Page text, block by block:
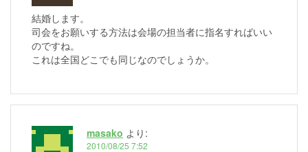
結婚します。
司会をお願いする方法は会場の担当者に指名すればいい
のですね。
これは全国どこでも同じなのでしょうか。
masako より:
2010/08/25 7:52